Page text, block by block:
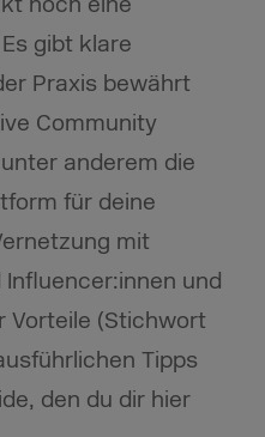
gibt klare
Praxis bewährt
Community
anderem die
für deine
mit
und
Vorteile (Stichwort
Tipps
den du dir hier